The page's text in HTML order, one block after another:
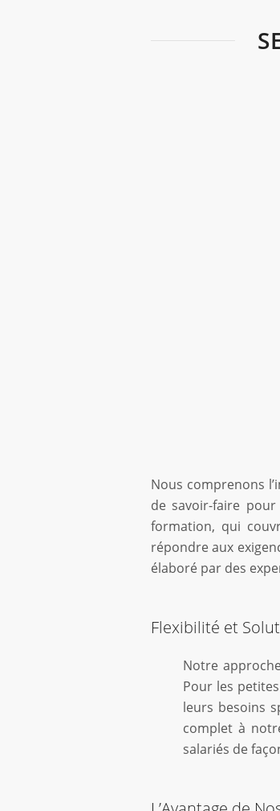
Nous comprenons
de savoir-faire
formation, qui
répondre aux
élaboré par des
Flexibilité et
Notre
Pour les
leurs besoins
complet à
salariés de